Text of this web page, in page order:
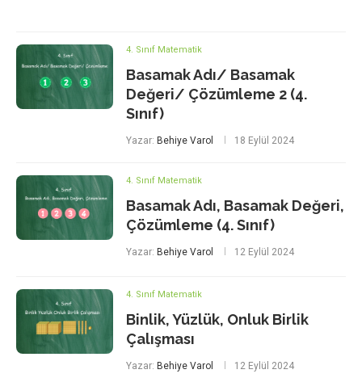
4. Sınıf Matematik
Basamak Adı/ Basamak
Değeri/ Çözümleme 2 (4.
Sınıf)
Yazar: Behiye Varol 18 Eylül 2024
4. Sınıf Matematik
Basamak Adı, Basamak Değeri,
Çözümleme (4. Sınıf)
Yazar: Behiye Varol 12 Eylül 2024
4. Sınıf Matematik
Binlik, Yüzlük, Onluk Birlik
Çalışması
Yazar: Behiye Varol 12 Eylül 2024